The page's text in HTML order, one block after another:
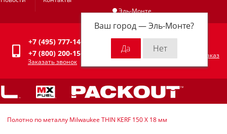
Эль-Монте
Ваш город —Эль-Монте?
Личный кабинет
+7 (495) 777-14-94
+7 (800) 200-15-94
Заказать звонок
Оформить заказ
Полотно по металлу Milwaukee THIN KERF 150 X 18 мм